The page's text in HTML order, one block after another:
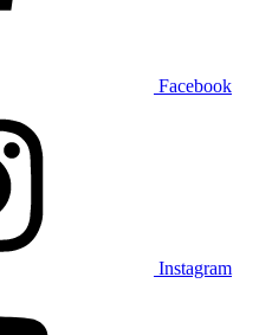
Facebook
Instagram